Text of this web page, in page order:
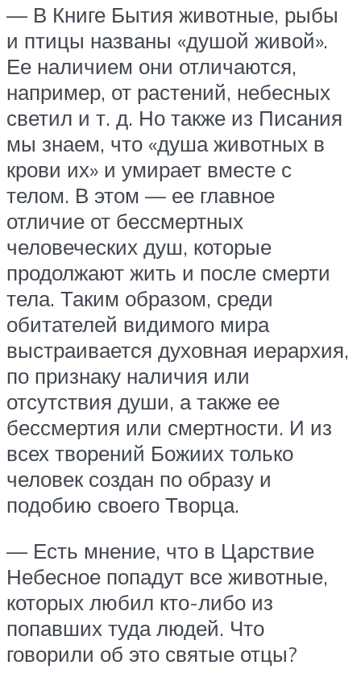
— В Книге Бытия животные, рыбы
и птицы названы «душой живой».
Ее наличием они отличаются,
например, от растений, небесных
светил и т. д. Но также из Писания
мы знаем, что «душа животных в
крови их» и умирает вместе с
телом. В этом — ее главное
отличие от бессмертных
человеческих душ, которые
продолжают жить и после смерти
тела. Таким образом, среди
обитателей видимого мира
выстраивается духовная иерархия,
по признаку наличия или
отсутствия души, а также ее
бессмертия или смертности. И из
всех творений Божиих только
человек создан по образу и
подобию своего Творца.
— Есть мнение, что в Царствие
Небесное попадут все животные,
которых любил кто-либо из
попавших туда людей. Что
говорили об это святые отцы?